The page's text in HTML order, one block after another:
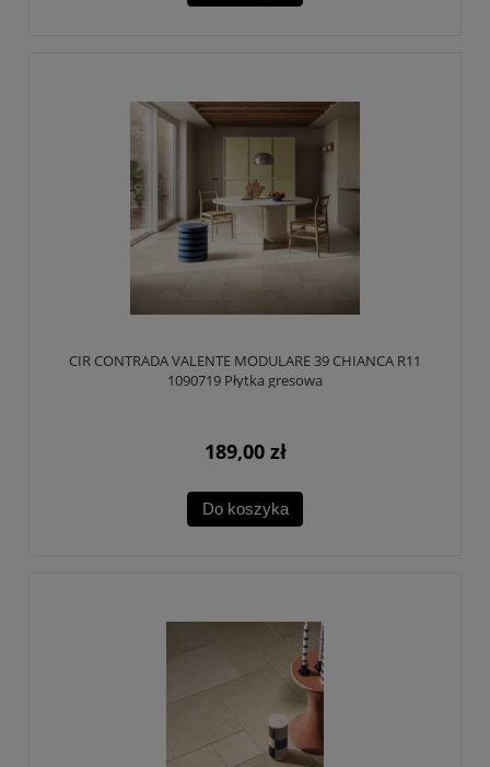
CIR CONTRADA VALENTE MODULARE 39 CHIANCA R11
1090719 Płytka gresowa
189,00 zł
Do koszyka